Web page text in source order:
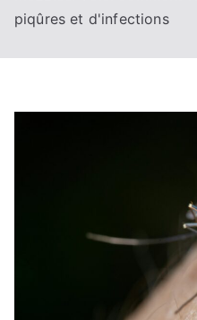
piqûres et d'infections